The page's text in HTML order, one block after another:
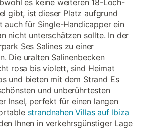
es keine weiteren 18-Loch-
gibt, ist dieser Platz aufgrund
auch für Single-Handicapper ein
nicht unterschätzen sollte. In der
Ses Salines zu einer
Die uralten Salinenbecken
rosa bis violett, sind Heimat
und bieten mit dem Strand Es
und unberührtesten
Insel, perfekt für einen langen
strandnahen Villas auf Ibiza
Ihnen in verkehrsgünstiger Lage